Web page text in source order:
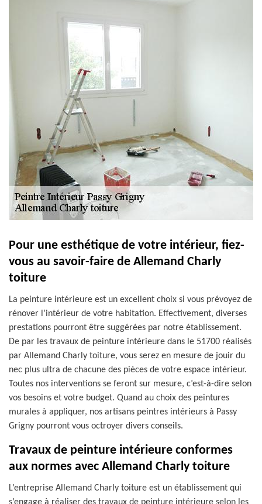
Pour une esthétique de votre intérieur, fiez-
vous au savoir-faire de Allemand Charly
toiture
La peinture intérieure est un excellent choix si vous prévoyez de
rénover l’intérieur de votre habitation. Effectivement, diverses
prestations pourront être suggérées par notre établissement.
De par les travaux de peinture intérieure dans le 51700 réalisés
par Allemand Charly toiture, vous serez en mesure de jouir du
nec plus ultra de chacune des pièces de votre espace intérieur.
Toutes nos interventions se feront sur mesure, c’est-à-dire selon
vos besoins et votre budget. Quand au choix des peintures
murales à appliquer, nos artisans peintres intérieurs à Passy
Grigny pourront vous octroyer divers conseils.
Travaux de peinture intérieure conformes
aux normes avec Allemand Charly toiture
L’entreprise Allemand Charly toiture est un établissement qui